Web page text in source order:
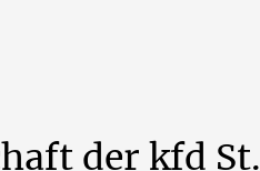
der kfd St.